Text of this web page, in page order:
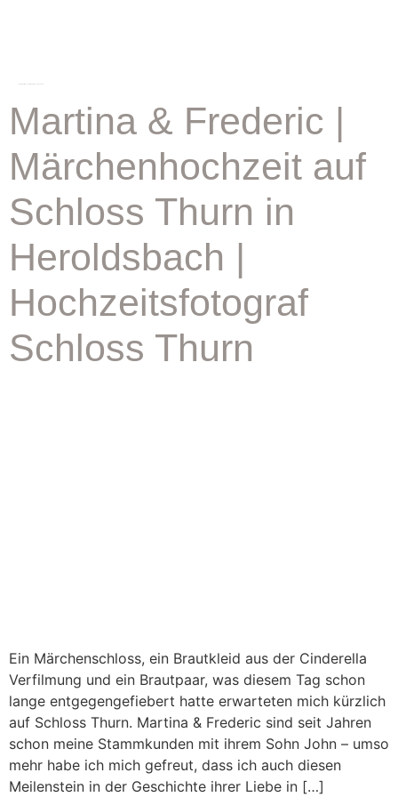
Martina & Frederic |
Märchenhochzeit auf
Schloss Thurn in
Heroldsbach |
Hochzeitsfotograf
Schloss Thurn
Ein Märchenschloss, ein Brautkleid aus der Cinderella
Verfilmung und ein Brautpaar, was diesem Tag schon
lange entgegengefiebert hatte erwarteten mich kürzlich
auf Schloss Thurn. Martina & Frederic sind seit Jahren
schon meine Stammkunden mit ihrem Sohn John – umso
mehr habe ich mich gefreut, dass ich auch diesen
Meilenstein in der Geschichte ihrer Liebe in […]